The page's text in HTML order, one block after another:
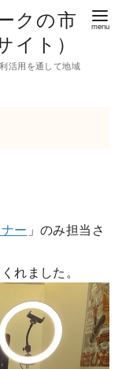
クの市
イト）
活用を通して地域
ー 」のみ担当さ
れました。